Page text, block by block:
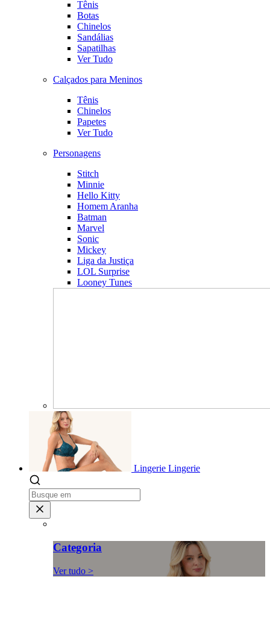
Tênis
Botas
Chinelos
Sandálias
Sapatilhas
Ver Tudo
Calçados para Meninos
Tênis
Chinelos
Papetes
Ver Tudo
Personagens
Stitch
Minnie
Hello Kitty
Homem Aranha
Batman
Marvel
Sonic
Mickey
Liga da Justiça
LOL Surprise
Looney Tunes
Lingerie Lingerie
Categoria
Ver tudo >